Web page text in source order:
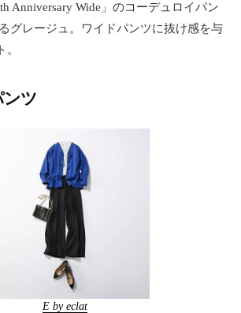
Anniversary Wide」のコーデュロイパン
グレージュ。ワイドパンツに抜け感を与
ツ
E by eclat